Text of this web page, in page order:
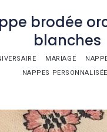
brodée
blanches
MARIAGE
NAPPES